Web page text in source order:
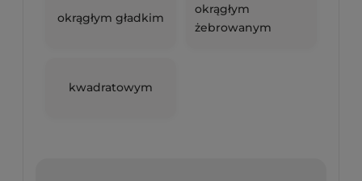
okrągłym gładkim
okrągłym
żebrowanym
kwadratowym